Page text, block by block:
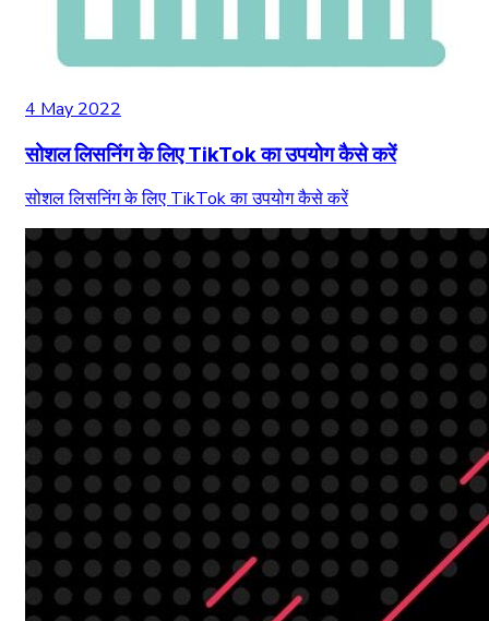
4 May 2022
सोशल लिसनिंग के लिए TikTok का उपयोग कैसे करें
सोशल लिसनिंग के लिए TikTok का उपयोग कैसे करें